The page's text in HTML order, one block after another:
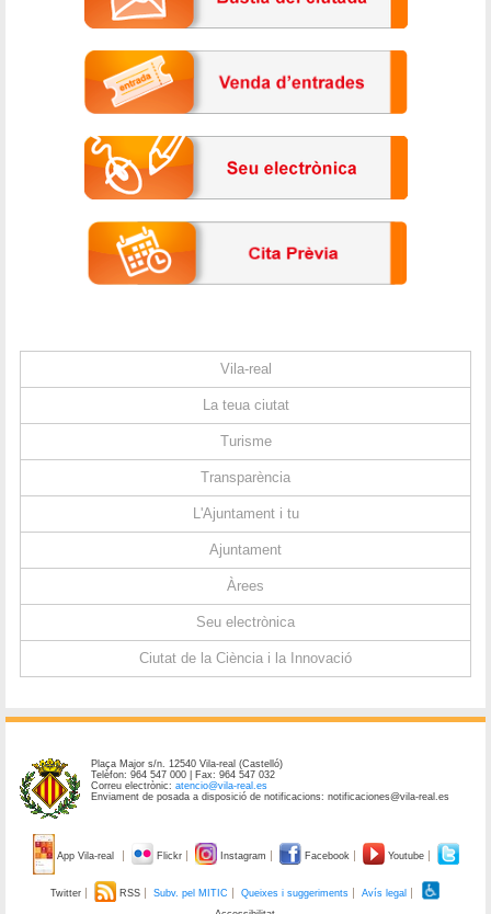
Vila-real
La teua ciutat
Turisme
Transparència
L'Ajuntament i tu
Ajuntament
Àrees
Seu electrònica
Ciutat de la Ciència i la Innovació
Plaça Major s/n. 12540 Vila-real (Castelló)
Telèfon: 964 547 000 | Fax: 964 547 032
Correu electrònic:atencio@vila-real.es
Enviament de posada a disposició de notificacions: notificaciones@vila-real.es
App Vila-real Flickr Instagram Facebook Youtube
Twitter RSS Subv. pel MITIC Queixes i suggeriments
Avís legal